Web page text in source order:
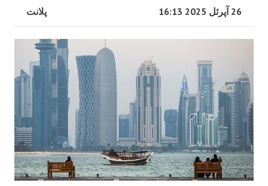
پلانت 26 آپرئل 2025 16:13